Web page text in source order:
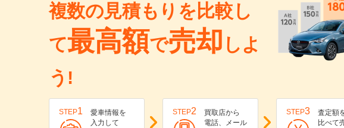
複数の見積もりを比較し
て最高額で売却 しよ
う!
STEP1
愛車情報を
入力して
STEP2
買取店から
電話、メール
STEP3
査定額
比べて